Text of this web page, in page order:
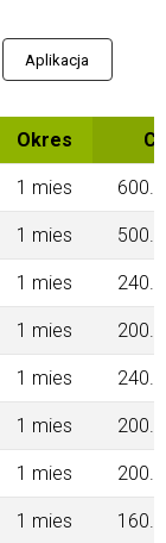
Aplikacja
Okres
1 mies
1 mies
1 mies
1 mies
1 mies
1 mies
1 mies
1 mies